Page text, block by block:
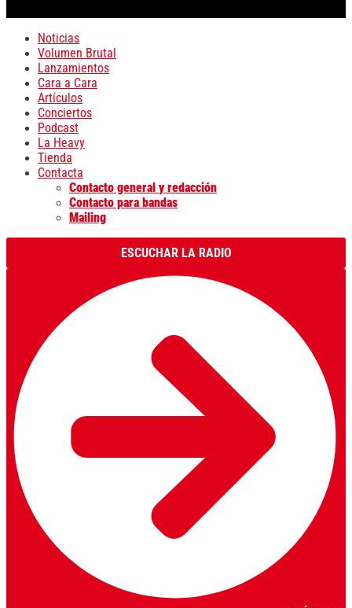
Noticias
Volumen Brutal
Lanzamientos
Cara a Cara
Artículos
Conciertos
Podcast
La Heavy
Tienda
Contacta
Contacto general y redacción
Contacto para bandas
Mailing
ESCUCHAR LA RADIO